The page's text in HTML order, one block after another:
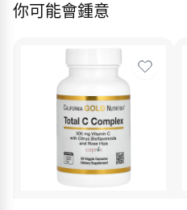
你可能會鍾意